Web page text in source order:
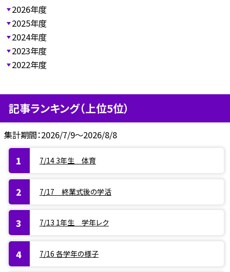
2026年度
2025年度
2024年度
2023年度
2022年度
記事ランキング（上位5位）
集計期間：2026/7/9～2026/8/8
7/14 3年生 体育
7/17 終業式後の学活
7/13 1年生 学年レク
7/16 各学年の様子